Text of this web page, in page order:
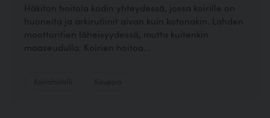
Häkiton hoitola kodin yhteydessä, jossa koirille on
huoneita ja arkirutiinit aivan kuin kotonakin. Lahden
moottoritien läheisyydessä, mutta kuitenkin
maaseudulla. Koirien hoitoa...